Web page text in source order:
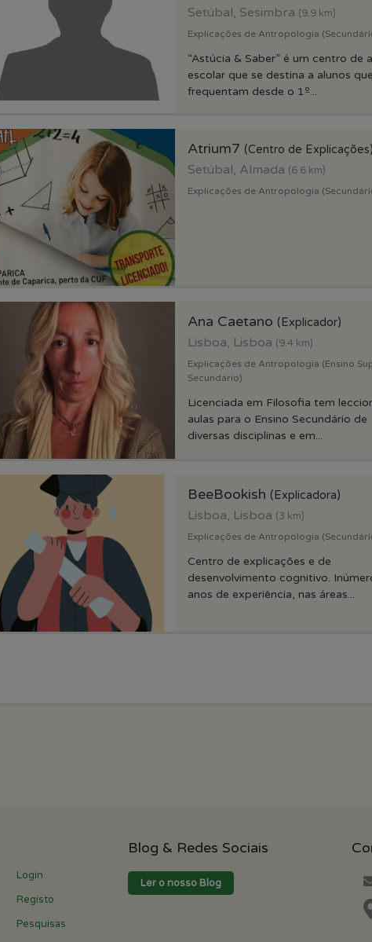
Setúbal, Sesimbra (9.9 km)
Explicações de Antropologia
“Astúcia & Saber” é um centro de
escolar que se destina a alunos que
frequentam desde o 1º...
Atrium7 (Centro de Explicações)
Setúbal, Almada (6.6 km)
Explicações de Antropologia
Ana Caetano (Explicador)
Lisboa, Lisboa (9.4 km)
Explicações de Antropologia (Ensino
Secundário)
Licenciada em Filosofia tem
aulas para o Ensino Secundário de
diversas disciplinas e em...
BeeBookish (Explicadora)
Lisboa, Lisboa (3 km)
Explicações de Antropologia
Centro de explicações e de
desenvolvimento cognitivo.
anos de experiência, nas áreas...
Login
Registo
Pesquisas
Blog & Redes Sociais
Ler o nosso Blog